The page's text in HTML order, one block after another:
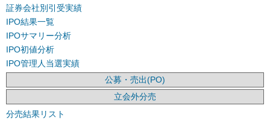
証券会社別引受実績
IPO結果一覧
IPOサマリー分析
IPO初値分析
IPO管理人当選実績
公募・売出(PO)
立会外分売
分売結果リスト